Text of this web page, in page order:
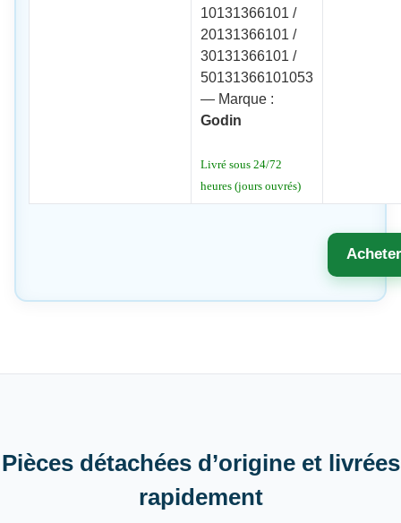
10131366101 /
20131366101 /
30131366101 /
50131366101053
— Marque :
Godin
Livré sous 24/72
heures (jours ouvrés)
Pièces détachées d’origine et livrées
rapidement